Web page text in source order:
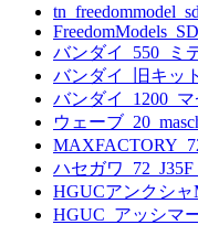
バンダイ_550_ミ
バンダイ_旧キッ
バンダイ_1200_
ウェーブ
ハセガワ
HGUCアンクシャ
HGUC_アッシマ